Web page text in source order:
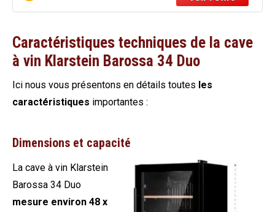
Caractéristiques techniques de la cave
à vin Klarstein Barossa 34 Duo
Ici nous vous présentons en détails toutes les
caractéristiques importantes :
Dimensions et capacité
La cave à vin Klarstein
Barossa 34 Duo
mesure environ 48 x